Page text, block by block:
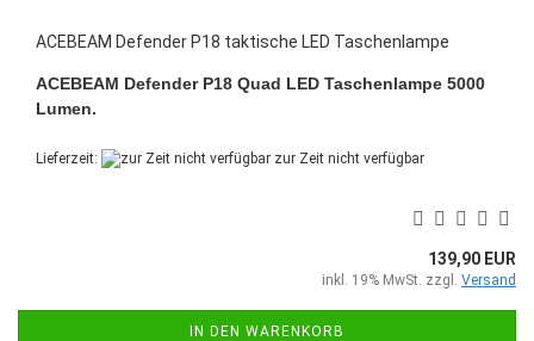
ACEBEAM Defender P18 taktische LED Taschenlampe
ACEBEAM Defender P18 Quad LED Taschenlampe 5000
Lumen.
Lieferzeit: zur Zeit nicht verfügbar
139,90 EUR
inkl. 19% MwSt. zzgl. Versand
IN DEN WARENKORB